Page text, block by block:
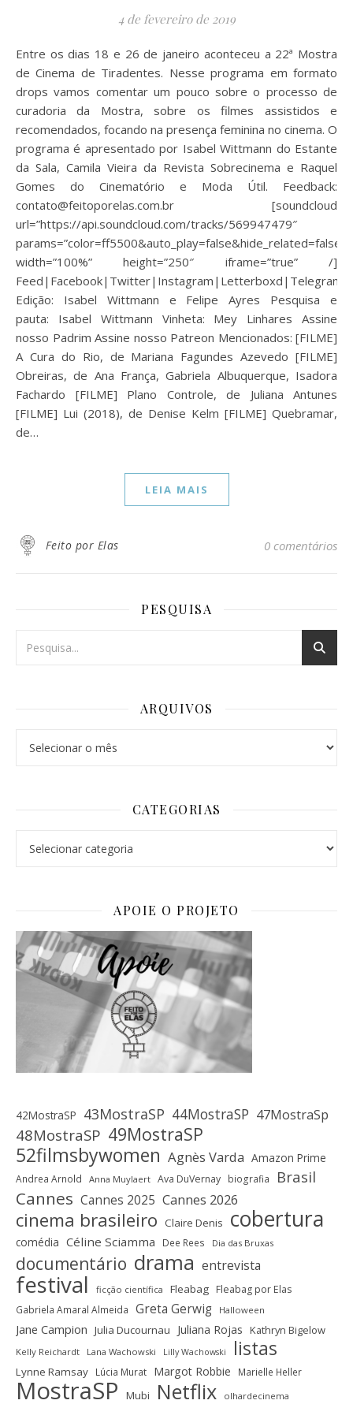
4 de fevereiro de 2019
Entre os dias 18 e 26 de janeiro aconteceu a 22ª Mostra
de Cinema de Tiradentes. Nesse programa em formato
drops vamos comentar um pouco sobre o processo de
curadoria da Mostra, sobre os filmes assistidos e
recomendados, focando na presença feminina no cinema. O
programa é apresentado por Isabel Wittmann do Estante
da Sala, Camila Vieira da Revista Sobrecinema e Raquel
Gomes do Cinematório e Moda Útil. Feedback:
contato@feitoporelas.com.br [soundcloud
url=”https://api.soundcloud.com/tracks/569947479″
width=”100%” height=”250″ iframe=”true” /]
Feed|Facebook|Twitter|Instagram|Letterboxd|Telegram
Edição: Isabel Wittmann e Felipe Ayres Pesquisa e
pauta: Isabel Wittmann Vinheta: Mey Linhares Assine
nosso Padrim Assine nosso Patreon Mencionados: [FILME]
A Cura do Rio, de Mariana Fagundes Azevedo [FILME]
Obreiras, de Ana França, Gabriela Albuquerque, Isadora
Fachardo [FILME] Plano Controle, de Juliana Antunes
[FILME] Lui (2018), de Denise Kelm [FILME] Quebramar,
de…
LEIA MAIS
Feito por Elas 0 comentários
PESQUISA
ARQUIVOS
CATEGORIAS
APOIE O PROJETO
42MostraSP 43MostraSP 44MostraSP 47MostraSp
48MostraSP 49MostraSP
52filmsbywomen Agnès Varda Amazon Prime
Andrea Arnold Anna Muylaert Ava DuVernay biografia Brasil
Cannes Cannes 2025 Cannes 2026
cinema brasileiro Claire Denis cobertura
comédia Céline Sciamma Dee Rees Dia das Bruxas
documentário drama entrevista
festival ficção científica Fleabag Fleabag por Elas
Gabriela Amaral Almeida Greta Gerwig Halloween
Jane Campion Julia Ducournau Juliana Rojas Kathryn Bigelow
Kelly Reichardt Lana Wachowski Lilly Wachowski listas
Lynne Ramsay Lúcia Murat Margot Robbie Marielle Heller
MostraSP Mubi Netflix olhardecinema